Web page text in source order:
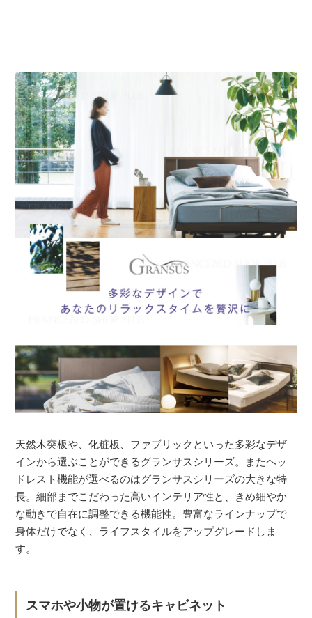
天然木突板や、化粧板、ファブリックといった多彩なデザ
インから選ぶことができるグランサスシリーズ。またヘッ
ドレスト機能が選べるのはグランサスシリーズの大きな特
長。細部までこだわった高いインテリア性と、きめ細やか
な動きで自在に調整できる機能性。豊富なラインナップで
身体だけでなく、ライフスタイルをアップグレードしま
す。
スマホや小物が置けるキャビネット